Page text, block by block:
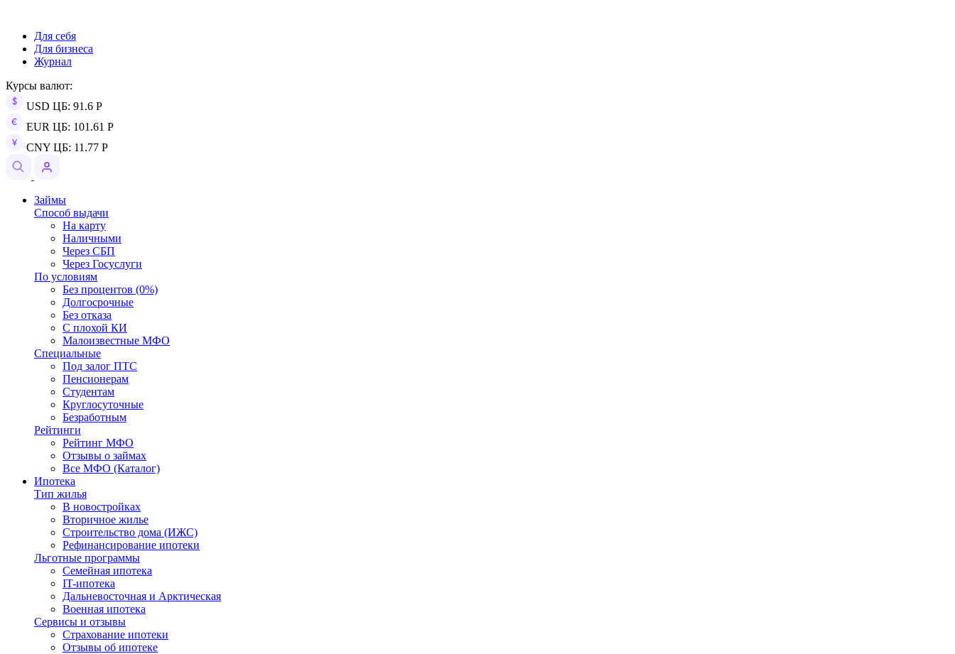
Для себя
Для бизнеса
Журнал
Курсы валют:
USD ЦБ: 91.6 Р
EUR ЦБ: 101.61 Р
CNY ЦБ: 11.77 Р
Займы
Способ выдачи
На карту
Наличными
Через СБП
Через Госуслуги
По условиям
Без процентов (0%)
Долгосрочные
Без отказа
С плохой КИ
Малоизвестные МФО
Специальные
Под залог ПТС
Пенсионерам
Студентам
Круглосуточные
Безработным
Рейтинги
Рейтинг МФО
Отзывы о займах
Все МФО (Каталог)
Ипотека
Тип жилья
В новостройках
Вторичное жилье
Строительство дома (ИЖС)
Рефинансирование ипотеки
Льготные программы
Семейная ипотека
IT-ипотека
Дальневосточная и Арктическая
Военная ипотека
Сервисы и отзывы
Страхование ипотеки
Отзывы об ипотеке